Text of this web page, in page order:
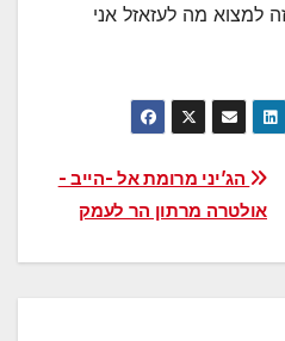
למצוא מה לעזאזל אני
הג’יני מרומת אל -הייב -
אולטרה מרתון הר לעמק